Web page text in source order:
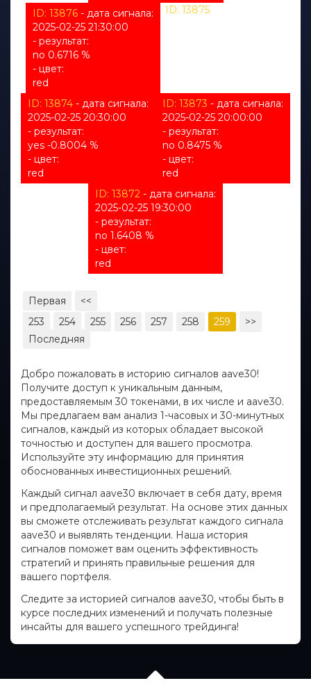
ID: 13876 - дата сигнала:
2025-02-25 21:30:00
- результат:
no 0.6716 %
- цвет:
red
ID: 13875
ID: 13874 - дата сигнала:
2025-02-25 20:30:00
- результат:
yes -0.8004 %
- цвет:
red
ID: 13873 - дата сигнала:
2025-02-25 20:00:00
- результат:
no 0.8475 %
- цвет:
red
ID: 13872 - дата сигнала:
2025-02-25 19:30:00
- результат:
no 1.6408 %
- цвет:
red
Первая
<<
253
254 255 256 257 258 259
>>
Последняя
Добро пожаловать в историю сигналов aave30!
Получите доступ к уникальным данным,
предоставляемым 30 токенами, в их числе и aave30.
Мы предлагаем вам анализ 1-часовых и 30-минутных
сигналов, каждый из которых обладает высокой
точностью и доступен для вашего просмотра.
Используйте эту информацию для принятия
обоснованных инвестиционных решений.
Каждый сигнал aave30 включает в себя дату, время
и предполагаемый результат. На основе этих данных
вы сможете отслеживать результат каждого сигнала
aave30 и выявлять тенденции. Наша история
сигналов поможет вам оценить эффективность
стратегий и принять правильные решения для
вашего портфеля.
Следите за историей сигналов aave30, чтобы быть в
курсе последних изменений и получать полезные
инсайты для вашего успешного трейдинга!